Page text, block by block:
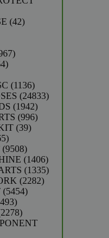
4242
967
52464
11361136
producten
2483324833
19421942
producten
996996
3939
1565
producten
95089508
producten
14061406
producten
13351335
22822282
54545454
1493
producten
22782278
producten